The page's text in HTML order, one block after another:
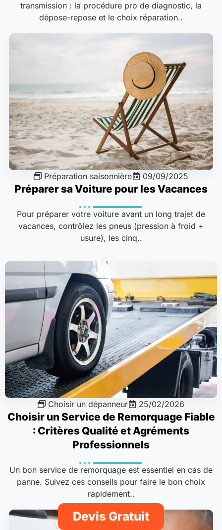
transmission : la procédure pro de diagnostic, la
dépose-repose et le choix réparation..
Préparation saisonnière 09/09/2025
Préparer sa Voiture pour les Vacances
Pour préparer votre voiture avant un long trajet de
vacances, contrôlez les pneus (pression à froid +
usure), les cinq..
Choisir un dépanneur 25/02/2026
Choisir un Service de Remorquage Fiable
: Critères Qualité et Agréments
Professionnels
Un bon service de remorquage est essentiel en cas de
panne. Suivez ces conseils pour faire le bon choix
rapidement..
Devis Gratuit